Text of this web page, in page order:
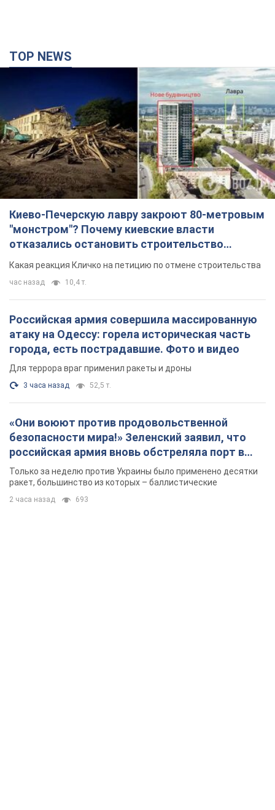
TOP NEWS
Киево-Печерскую лавру закроют 80-метровым
"монстром"? Почему киевские власти
отказались остановить строительство
небоскреба "московского верующего"
Какая реакция Кличко на петицию по отмене строительства
час назад 10,4 т.
Российская армия совершила массированную
атаку на Одессу: горела историческая часть
города, есть пострадавшие. Фото и видео
Для террора враг применил ракеты и дроны
3 часа назад 52,5 т.
«Они воюют против продовольственной
безопасности мира!» Зеленский заявил, что
российская армия вновь обстреляла порт в
Одессе
Только за неделю против Украины было применено десятки
ракет, большинство из которых – баллистические
2 часа назад 693